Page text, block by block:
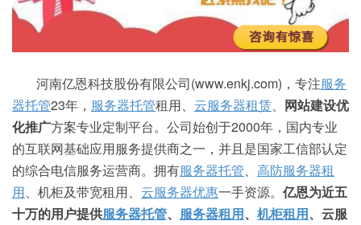
河南亿恩科技股份有限公司(www.enkj.com)，专注服务
器托管23年， 服务器托管租用、 云服务器租赁、 网站建设优
化推广方案专业定制平台。公司始创于2000年，国内专业
的互联网基础应用服务提供商之一，并且是国家工信部认定
的综合电信服务运营商。拥有服务器托管、 高防服务器租
用、机柜及带宽租用、 云服务器优惠一手资源。 亿恩为近五
十万的用户提供服务器托管、 服务器租用、 机柜租用、云服